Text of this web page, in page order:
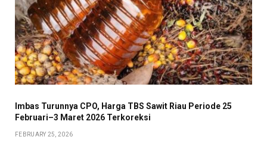
Imbas Turunnya CPO, Harga TBS Sawit Riau Periode 25
Februari–3 Maret 2026 Terkoreksi
FEBRUARY 25, 2026